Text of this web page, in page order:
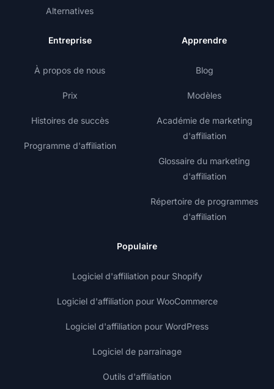
Alternatives
Entreprise
À propos de nous
Prix
Histoires de succès
Programme d'affiliation
Apprendre
Blog
Modèles
Académie de marketing
d'affiliation
Glossaire du marketing
d'affiliation
Répertoire de programmes
d'affiliation
Populaire
Logiciel d'affiliation pour Shopify
Logiciel d'affiliation pour WooCommerce
Logiciel d'affiliation pour WordPress
Logiciel de parrainage
Outils d'affiliation